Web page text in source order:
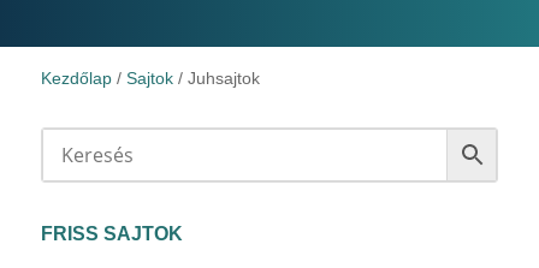
Kezdőlap/ Sajtok/ Juhsajtok
FRISS SAJTOK